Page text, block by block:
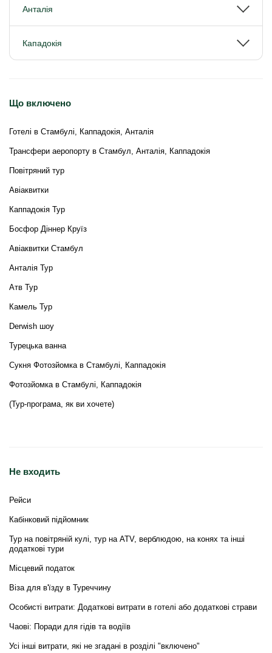
Анталія
Кападокія
Що включено
Готелі в Стамбулі, Каппадокія, Анталія
Трансфери аеропорту в Стамбул, Анталія, Каппадокія
Повітряний тур
Авіаквитки
Каппадокія Тур
Босфор Діннер Круїз
Авіаквитки Стамбул
Анталія Тур
Атв Тур
Камель Тур
Derwish шоу
Турецька ванна
Сукня Фотозйомка в Стамбулі, Каппадокія
Фотозйомка в Стамбулі, Каппадокія
(Тур-програма, як ви хочете)
Не входить
Рейси
Кабінковий підйомник
Тур на повітряній кулі, тур на ATV, верблюдою, на конях та інші
додаткові тури
Місцевий податок
Віза для в'їзду в Туреччину
Особисті витрати: Додаткові витрати в готелі або додаткові страви
Чаові: Поради для гідів та водіїв
Усі інші витрати, які не згадані в розділі "включено"